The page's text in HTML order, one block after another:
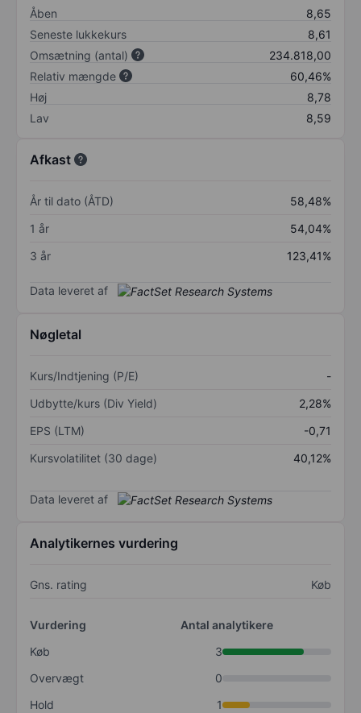
Åben
8,65
Seneste lukkekurs
8,61
Omsætning (antal)
234.818,00
Relativ mængde
60,46%
Høj
8,78
Lav
8,59
Afkast
År til dato (ÅTD)
58,48%
1 år
54,04%
3 år
123,41%
Data leveret af
Nøgletal
Kurs/Indtjening (P/E)
-
Udbytte/kurs (Div Yield)
2,28%
EPS (LTM)
-0,71
Kursvolatilitet (30 dage)
40,12%
Data leveret af
Analytikernes vurdering
Gns. rating Køb
Vurdering
Antal analytikere
Køb
3
Overvægt
0
Hold
1